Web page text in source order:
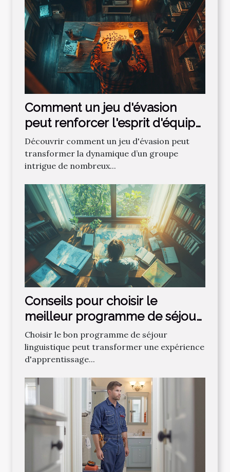
Comment un jeu d'évasion
peut renforcer l'esprit d'équipe
?
Découvrir comment un jeu d'évasion peut
transformer la dynamique d’un groupe
intrigue de nombreux...
Conseils pour choisir le
meilleur programme de séjour
linguistique
Choisir le bon programme de séjour
linguistique peut transformer une expérience
d'apprentissage...